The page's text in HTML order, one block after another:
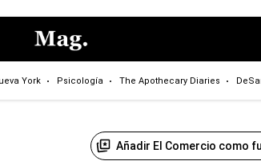
York Psicología The Apothecary Diaries
Añadir El Comercio como